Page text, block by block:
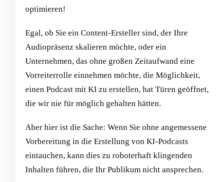
optimieren!
Egal, ob Sie ein Content-Ersteller sind, der Ihre
Audiopräsenz skalieren möchte, oder ein
Unternehmen, das ohne großen Zeitaufwand eine
Vorreiterrolle einnehmen möchte, die Möglichkeit,
einen Podcast mit KI zu erstellen, hat Türen geöffnet,
die wir nie für möglich gehalten hätten.
Aber hier ist die Sache: Wenn Sie ohne angemessene
Vorbereitung in die Erstellung von KI-Podcasts
eintauchen, kann dies zu roboterhaft klingenden
Inhalten führen, die Ihr Publikum nicht ansprechen.